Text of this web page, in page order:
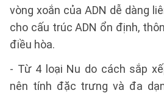
vòng xoắn của ADN dễ dàng
cho cấu trúc ADN ổn định,
điều hòa.
- Từ 4 loại Nu do cách sắp
nên tính đặc trưng và đa